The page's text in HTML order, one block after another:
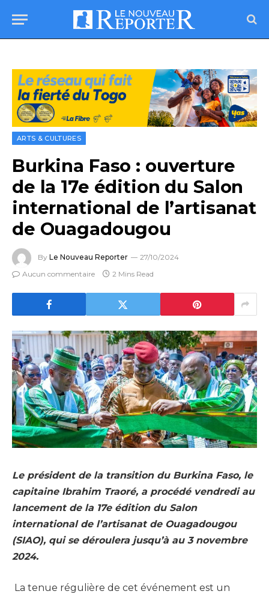
ARTS & CULTURES
Burkina Faso : ouverture
de la 17e édition du Salon
international de l’artisanat
de Ouagadougou
By Le Nouveau Reporter
27/10/2024
Aucun commentaire
2 Mins Read
Le président de la transition du Burkina Faso, le
capitaine Ibrahim Traoré, a procédé vendredi au
lancement de la 17e édition du Salon
international de l’artisanat de Ouagadougou
(SIAO), qui se déroulera jusqu’à au 3 novembre
2024.
La tenue régulière de cet événement est un